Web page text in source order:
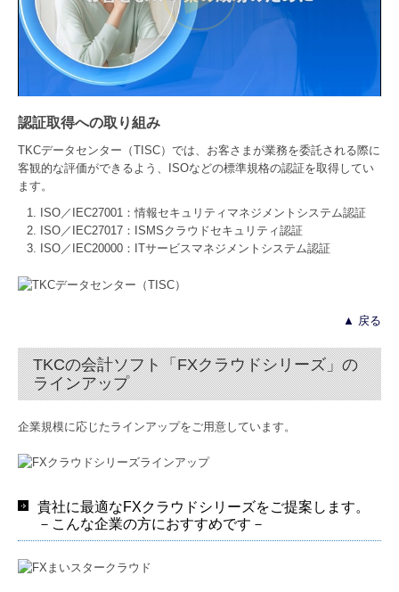
認証取得への取り組み
TKCデータセンター（TISC）では、お客さまが業務を委託される際に
客観的な評価ができるよう、ISOなどの標準規格の認証を取得してい
ます。
ISO／IEC27001：情報セキュリティマネジメントシステム認証
ISO／IEC27017：ISMSクラウドセキュリティ認証
ISO／IEC20000：ITサービスマネジメントシステム認証
▲ 戻る
TKCの会計ソフト「FXクラウドシリーズ」の
ラインアップ
企業規模に応じたラインアップをご⽤意しています。
貴社に最適なFXクラウドシリーズをご提案します。
－こんな企業の方におすすめです－